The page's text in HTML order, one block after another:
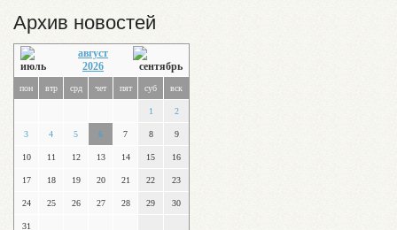
Архив новостей
август
2026
пон втр срд чет пят суб вск
1 2
3 4 5 6 7 8 9
10 11 12 13 14 15 16
17 18 19 20 21 22 23
24 25 26 27 28 29 30
31